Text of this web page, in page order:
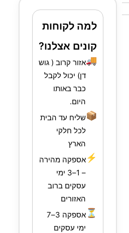
למה לקוחות
קונים אצלנו?
🚚אזור קרוב ( גוש
דן) יכול לקבל
כבר באותו
היום.
📦שליח עד הבית
לכל חלקי
הארץ
⚡אספקה מהירה
– 1–3 ימי
עסקים ברוב
האזורים
⏳
אספקה 3–7
ימי עסקים